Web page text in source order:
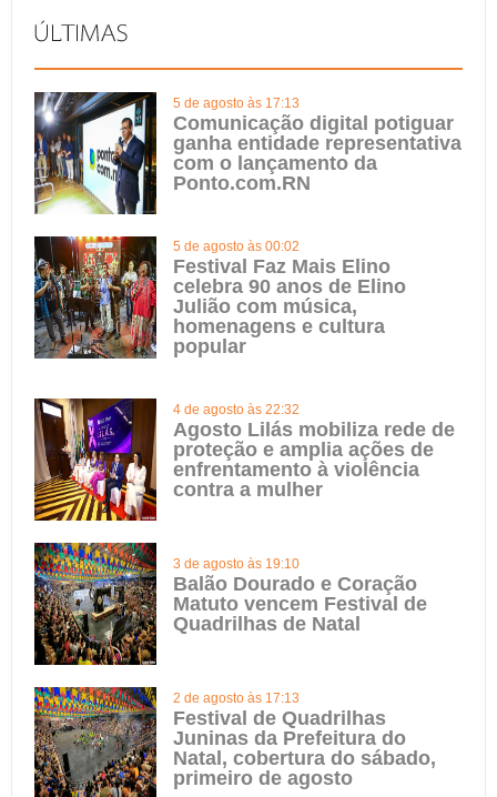
5 de agosto às 17:13
Comunicação digital potiguar
ganha entidade representativa
com o lançamento da
Ponto.com.RN
5 de agosto às 00:02
Festival Faz Mais Elino
celebra 90 anos de Elino
Julião com música,
homenagens e cultura
popular
4 de agosto às 22:32
Agosto Lilás mobiliza rede de
proteção e amplia ações de
enfrentamento à violência
contra a mulher
3 de agosto às 19:10
Balão Dourado e Coração
Matuto vencem Festival de
Quadrilhas de Natal
2 de agosto às 17:13
Festival de Quadrilhas
Juninas da Prefeitura do
Natal, cobertura do sábado,
primeiro de agosto